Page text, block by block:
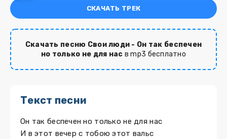
СКАЧАТЬ ТРЕК
Скачать песню Свои люди - Он так беспечен
но только не для нас в mp3 бесплатно
Текст песни
Он так беспечен но только не для нас
И в этот вечер с тобою этот вальс